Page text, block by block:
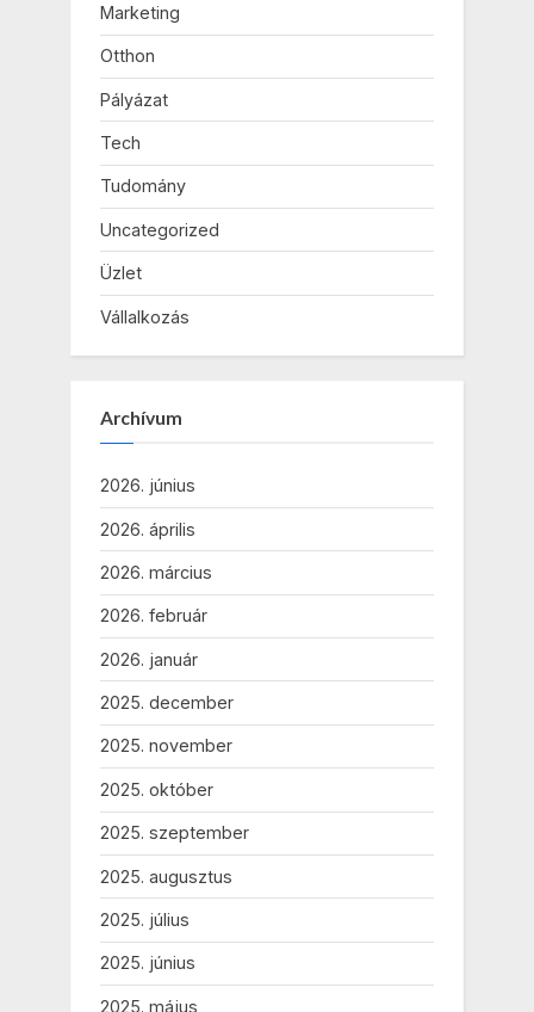
Marketing
Otthon
Pályázat
Tech
Tudomány
Uncategorized
Üzlet
Vállalkozás
Archívum
2026. június
2026. április
2026. március
2026. február
2026. január
2025. december
2025. november
2025. október
2025. szeptember
2025. augusztus
2025. július
2025. június
2025. május